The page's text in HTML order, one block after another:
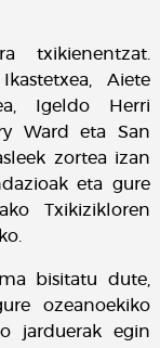
txikienentzat.
Aiete
Igeldo Herri
Ward eta San
zortea izan
eta gure
Txikizikloren
bisitatu dute,
ozeanoekiko
jarduerak egin